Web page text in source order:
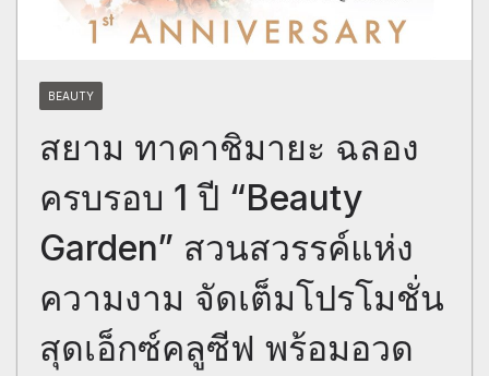
BEAUTY
สยาม ทาคาชิมายะ ฉลอง
ครบรอบ 1 ปี “Beauty
Garden” สวนสวรรค์แห่ง
ความงาม จัดเต็มโปรโมชั่น
สุดเอ็กซ์คลูซีฟ พร้อมอวด